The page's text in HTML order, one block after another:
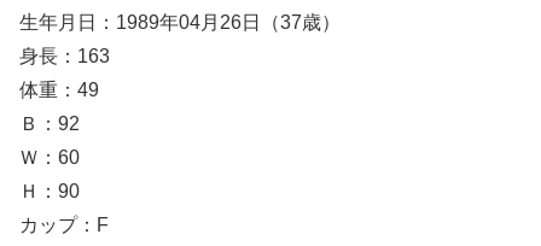
生年月日：1989年04月26日（37歳）
身長：163
体重：49
Ｂ：92
Ｗ：60
Ｈ：90
カップ：F